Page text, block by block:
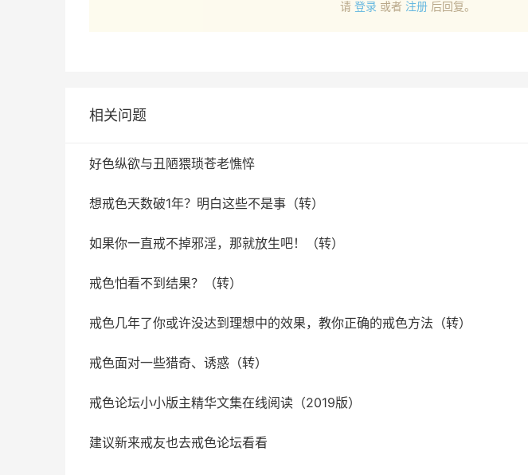
请 登录 或者 注册 后回复。
相关问题
好色纵欲与丑陋猥琐苍老憔悴
想戒色天数破1年？明白这些不是事（转）
如果你一直戒不掉邪淫，那就放生吧！（转）
戒色怕看不到结果？（转）
戒色几年了你或许没达到理想中的效果，教你正确的戒色方法（转）
戒色面对一些猎奇、诱惑（转）
戒色论坛小小版主精华文集在线阅读（2019版）
建议新来戒友也去戒色论坛看看